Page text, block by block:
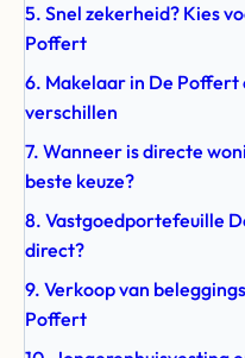
5. Snel zekerheid? Kies
Poffert
6. Makelaar in De Poffert
verschillen
7. Wanneer is directe
beste keuze?
8. Vastgoedportefeuille
direct?
9. Verkoop van
Poffert